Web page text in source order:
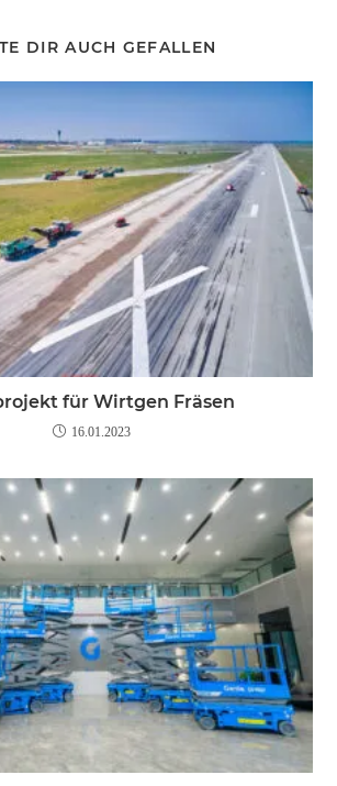
DIR AUCH GEFALLEN
für Wirtgen Fräsen
16.01.2023